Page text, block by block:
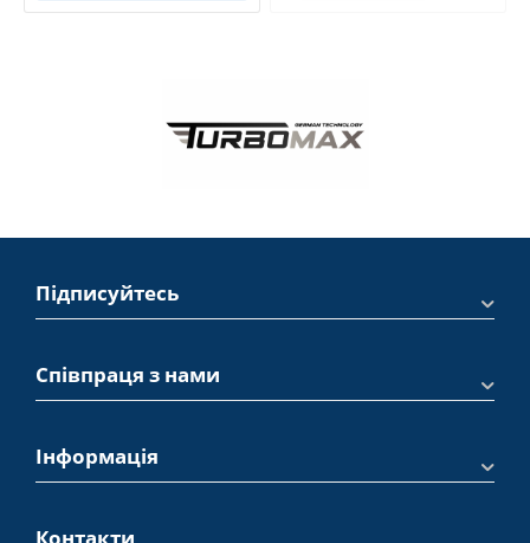
Підписуйтесь
Співпраця з нами
Інформація